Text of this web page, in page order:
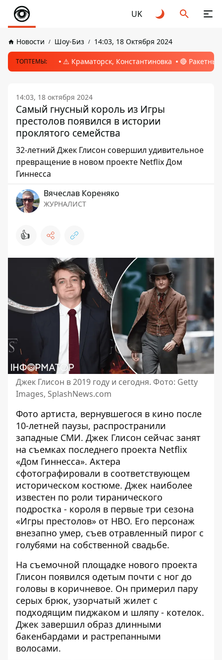
UK
Новости Шоу-Биз 14:03, 18 Октября 2024
ТОПТЕМЫ: ⚠️ Краматорск, Константиновка 🔴
14:03, 18 октября 2024
Самый гнусный король из Игры
престолов появился в истории
проклятого семейства
32-летний Джек Глисон совершил удивительное
превращение в новом проекте Netflix Дом
Гиннесса
Вячеслав Кореняко
ЖУРНАЛИСТ
👍
Джек Глисон в 2019 году и сегодня. Фото: Getty
Images, SplashNews.com
Фото артиста, вернувшегося в кино после
10-летней паузы, распространили
западные СМИ. Джек Глисон сейчас занят
на съемках последнего проекта Netflix
«Дом Гиннесса». Актера
сфотографировали в соответствующем
историческом костюме. Джек наиболее
известен по роли тиранического
подростка - короля в первые три сезона
«Игры престолов» от HBO. Его персонаж
внезапно умер, съев отравленный пирог с
голубями на собственной свадьбе.
На съемочной площадке нового проекта
Глисон появился одетым почти с ног до
головы в коричневое. Он примерил пару
серых брюк, узорчатый жилет с
подходящим пиджаком и шляпу - котелок.
Джек завершил образ длинными
бакенбардами и растрепанными
волосами.